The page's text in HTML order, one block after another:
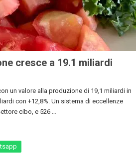
cresce a 19.1 miliardi
un valore alla produzione di 19,1 miliardi in
con +12,8%. Un sistema di eccellenze
cibo, e 526 …